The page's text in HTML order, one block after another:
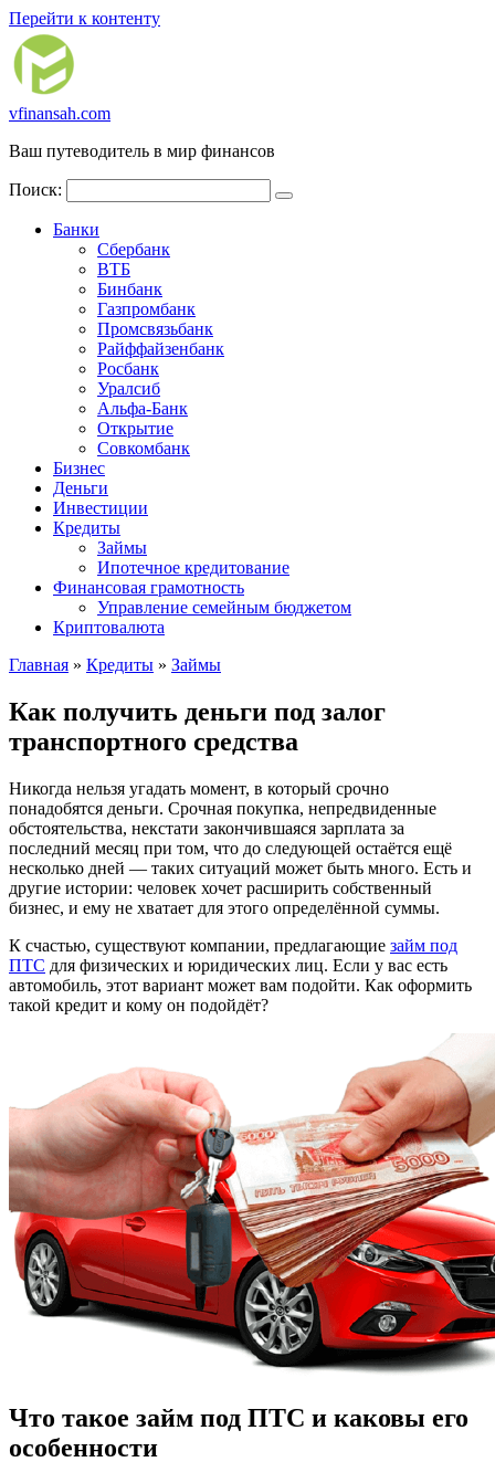
Перейти к контенту
vfinansah.com
Ваш путеводитель в мир финансов
Поиск:
Банки
Сбербанк
ВТБ
Бинбанк
Газпромбанк
Промсвязьбанк
Райффайзенбанк
Росбанк
Уралсиб
Альфа-Банк
Открытие
Совкомбанк
Бизнес
Деньги
Инвестиции
Кредиты
Займы
Ипотечное кредитование
Финансовая грамотность
Управление семейным бюджетом
Криптовалюта
Главная » Кредиты » Займы
Как получить деньги под залог
транспортного средства
Никогда нельзя угадать момент, в который срочно
понадобятся деньги. Срочная покупка, непредвиденные
обстоятельства, некстати закончившаяся зарплата за
последний месяц при том, что до следующей остаётся ещё
несколько дней — таких ситуаций может быть много. Есть и
другие истории: человек хочет расширить собственный
бизнес, и ему не хватает для этого определённой суммы.
К счастью, существуют компании, предлагающие займ под
ПТС для физических и юридических лиц. Если у вас есть
автомобиль, этот вариант может вам подойти. Как оформить
такой кредит и кому он подойдёт?
Что такое займ под ПТС и каковы его
особенности